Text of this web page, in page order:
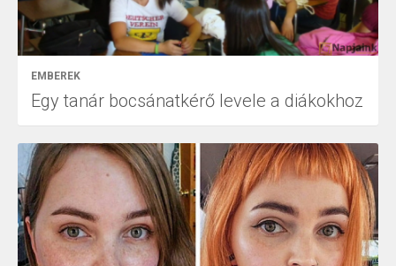
EMBEREK
Egy tanár bocsánatkérő levele a diákokhoz